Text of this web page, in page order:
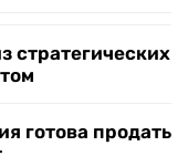
стратегических
готова продать